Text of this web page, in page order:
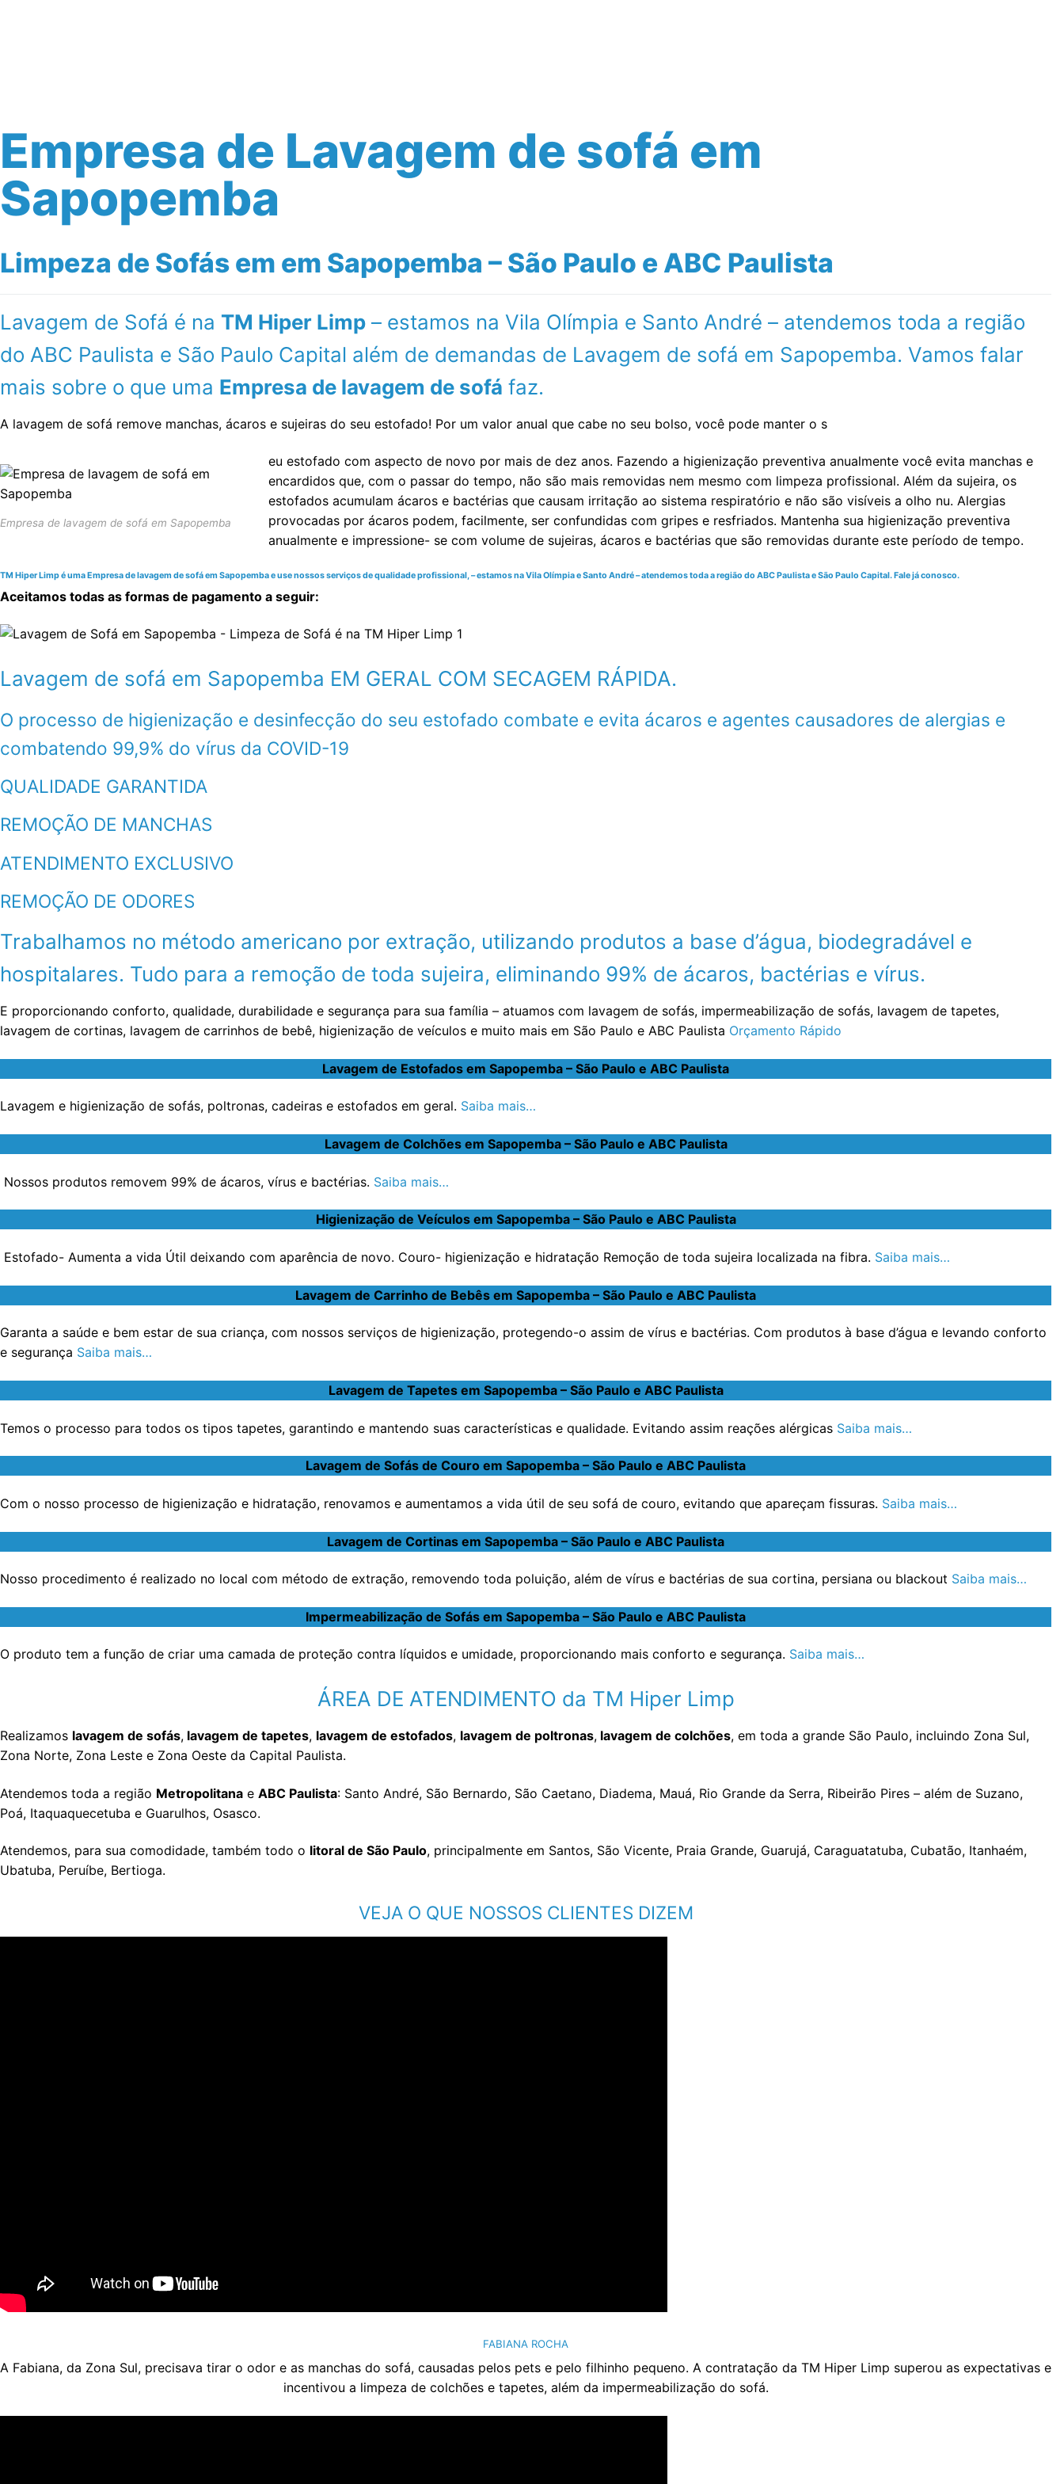
Empresa de Lavagem de sofá em
Sapopemba
Limpeza de Sofás em em Sapopemba – São Paulo e ABC Paulista
Lavagem de Sofá é na TM Hiper Limp – estamos na Vila Olímpia e Santo André – atendemos toda a região
do ABC Paulista e São Paulo Capital além de demandas de Lavagem de sofá em Sapopemba. Vamos falar
mais sobre o que uma Empresa de lavagem de sofá faz.
A lavagem de sofá remove manchas, ácaros e sujeiras do seu estofado! Por um valor anual que cabe no seu bolso, você pode manter o s
Empresa de lavagem de sofá em Sapopemba
eu estofado com aspecto de novo por mais de dez anos. Fazendo a higienização preventiva anualmente você evita manchas e
encardidos que, com o passar do tempo, não são mais removidas nem mesmo com limpeza profissional. Além da sujeira, os
estofados acumulam ácaros e bactérias que causam irritação ao sistema respiratório e não são visíveis a olho nu. Alergias
provocadas por ácaros podem, facilmente, ser confundidas com gripes e resfriados. Mantenha sua higienização preventiva
anualmente e impressione- se com volume de sujeiras, ácaros e bactérias que são removidas durante este período de tempo.
TM Hiper Limp é uma Empresa de lavagem de sofá em Sapopemba e use nossos serviços de qualidade profissional, – estamos na Vila Olímpia e Santo André – atendemos toda a região do ABC Paulista e São Paulo Capital. Fale já conosco.
Aceitamos todas as formas de pagamento a seguir:
Lavagem de sofá em Sapopemba EM GERAL COM SECAGEM RÁPIDA.
O processo de higienização e desinfecção do seu estofado combate e evita ácaros e agentes causadores de alergias e
combatendo 99,9% do vírus da COVID-19
QUALIDADE GARANTIDA
REMOÇÃO DE MANCHAS
ATENDIMENTO EXCLUSIVO
REMOÇÃO DE ODORES
Trabalhamos no método americano por extração, utilizando produtos a base d’água, biodegradável e
hospitalares. Tudo para a remoção de toda sujeira, eliminando 99% de ácaros, bactérias e vírus.
E proporcionando conforto, qualidade, durabilidade e segurança para sua família – atuamos com lavagem de sofás, impermeabilização de sofás, lavagem de tapetes,
lavagem de cortinas, lavagem de carrinhos de bebê, higienização de veículos e muito mais em São Paulo e ABC Paulista Orçamento Rápido
Lavagem de Estofados em Sapopemba – São Paulo e ABC Paulista
Lavagem e higienização de sofás, poltronas, cadeiras e estofados em geral. Saiba mais…
Lavagem de Colchões em Sapopemba – São Paulo e ABC Paulista
Nossos produtos removem 99% de ácaros, vírus e bactérias. Saiba mais…
Higienização de Veículos em Sapopemba – São Paulo e ABC Paulista
Estofado- Aumenta a vida Útil deixando com aparência de novo. Couro- higienização e hidratação Remoção de toda sujeira localizada na fibra. Saiba mais…
Lavagem de Carrinho de Bebês em Sapopemba – São Paulo e ABC Paulista
Garanta a saúde e bem estar de sua criança, com nossos serviços de higienização, protegendo-o assim de vírus e bactérias. Com produtos à base d’água e levando conforto
e segurança Saiba mais…
Lavagem de Tapetes em Sapopemba – São Paulo e ABC Paulista
Temos o processo para todos os tipos tapetes, garantindo e mantendo suas características e qualidade. Evitando assim reações alérgicas Saiba mais…
Lavagem de Sofás de Couro em Sapopemba – São Paulo e ABC Paulista
Com o nosso processo de higienização e hidratação, renovamos e aumentamos a vida útil de seu sofá de couro, evitando que apareçam fissuras. Saiba mais…
Lavagem de Cortinas em Sapopemba – São Paulo e ABC Paulista
Nosso procedimento é realizado no local com método de extração, removendo toda poluição, além de vírus e bactérias de sua cortina, persiana ou blackout Saiba mais…
Impermeabilização de Sofás em Sapopemba – São Paulo e ABC Paulista
O produto tem a função de criar uma camada de proteção contra líquidos e umidade, proporcionando mais conforto e segurança. Saiba mais…
ÁREA DE ATENDIMENTO da TM Hiper Limp
Realizamos lavagem de sofás, lavagem de tapetes, lavagem de estofados, lavagem de poltronas, lavagem de colchões, em toda a grande São Paulo, incluindo Zona Sul,
Zona Norte, Zona Leste e Zona Oeste da Capital Paulista.
Atendemos toda a região Metropolitana e ABC Paulista: Santo André, São Bernardo, São Caetano, Diadema, Mauá, Rio Grande da Serra, Ribeirão Pires – além de Suzano,
Poá, Itaquaquecetuba e Guarulhos, Osasco.
Atendemos, para sua comodidade, também todo o litoral de São Paulo, principalmente em Santos, São Vicente, Praia Grande, Guarujá, Caraguatatuba, Cubatão, Itanhaém,
Ubatuba, Peruíbe, Bertioga.
VEJA O QUE NOSSOS CLIENTES DIZEM
FABIANA ROCHA
A Fabiana, da Zona Sul, precisava tirar o odor e as manchas do sofá, causadas pelos pets e pelo filhinho pequeno. A contratação da TM Hiper Limp superou as expectativas e
incentivou a limpeza de colchões e tapetes, além da impermeabilização do sofá.